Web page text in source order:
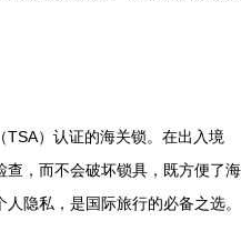
）认证的海关锁。在出入境
查，而不会破坏锁具，既方便了海
隐私，是国际旅行的必备之选。